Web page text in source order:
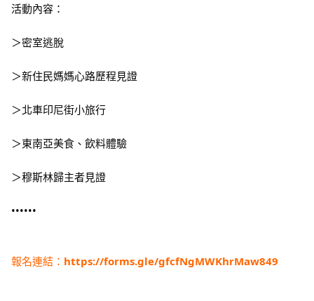
活動內容：
＞密室逃脫
＞新住民媽媽心路歷程見證
＞北車印尼街小旅行
＞東南亞美食、飲料體驗
＞穆斯林歸主者見證
••••••
報名連結： https://forms.gle/gfcfNgMWKhrMaw849